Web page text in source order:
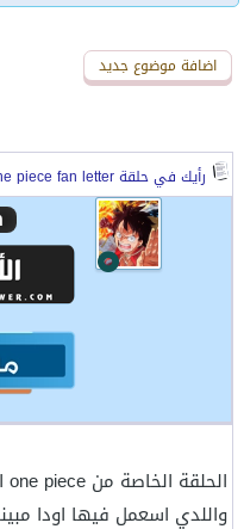
اضافة رد جديد
اضافة موضوع جديد
رأيك في حلقة One piece fan letter
واللدي اسعمل فيها اودا